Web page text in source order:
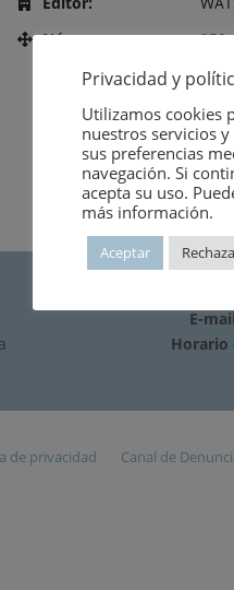
Número:
958
E-
Horario
de privacidad Canal de
Privacidad y
Utilizamos cookies
nuestros servicios
sus preferencias
navegación. Si
acepta su uso.
más información.
Aceptar